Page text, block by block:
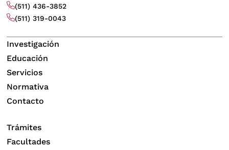
(511) 436-3852
(511) 319-0043
Investigación
Educación
Servicios
Normativa
Contacto
Trámites
Facultades